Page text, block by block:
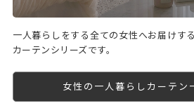
一人暮らしをする全ての女性へお届けす
カーテンシリーズです。
女性の一人暮らしカーテン